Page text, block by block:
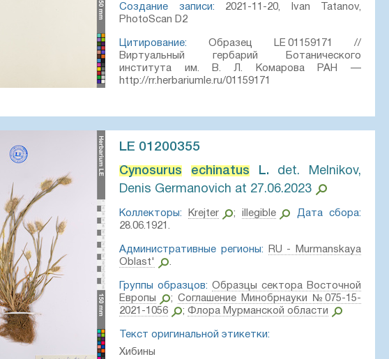
Создание записи: 2021-11-20, Ivan Tatanov,
PhotoScan D2
Цитирование: Образец LE 01159171 //
Виртуальный гербарий Ботанического
института им. В. Л. Комарова РАН —
http://rr.herbariumle.ru/01159171
LE 01200355
Cynosurus echinatus L.⁣ det. Melnikov,
Denis Germanovich at 27.06.2023
Коллекторы: Krejter ; illegible
Дата сбора:
28.06.1921.
Административные регионы:
RU - Murmanskaya
Oblast'
.
Группы образцов: Образцы сектора Восточной
Европы
; Соглашение Минобрнауки №075-15-
2021-1056
; Флора Мурманской области
Текст оригинальной этикетки:
Хибины